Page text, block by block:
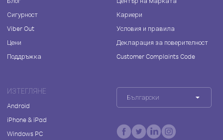
Сигурност
Viber Out
Цени
Поддръжка
Кариери
Условия и правила
Декларация за поверителност
Customer Complaints Code
ИЗТЕГЛЯНЕ
Android
iPhone & iPad
Windows PC
Български